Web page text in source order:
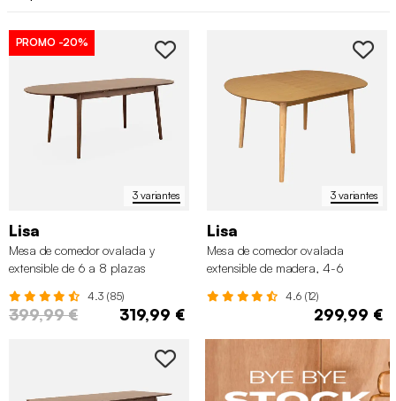
3 variantes
PROMO -20%
Lisa
Mesa de comedor ovalada y
extensible de 6 a 8 plazas
4.3 (85)
399,99 € 319,99 €
3 variantes
Lisa
Mesa de comedor ovalada
extensible de madera, 4-6
4.6 (12)
299,99 €